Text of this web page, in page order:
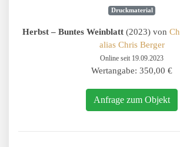
Druckmaterial
Herbst – Buntes Weinblatt (2023) von
alias Chris Berger
Online seit 19.09.2023
Wertangabe: 350,00 €
Anfrage zum Objekt